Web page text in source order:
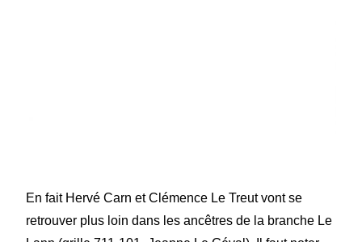
En fait Hervé Carn et Clémence Le Treut vont se
retrouver plus loin dans les ancêtres de la branche Le